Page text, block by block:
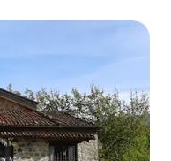
»Izbira gostov«